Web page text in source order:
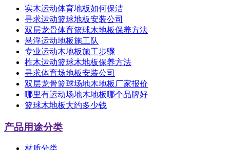
实木运动体育地板如何保洁
寻求运动篮球地板安装公司
双层龙骨体育篮球木地板保养方法
悬浮运动地板施工队
专业运动木地板施工步骤
柞木运动篮球木地板保养方法
寻求体育场地板安装公司
双层龙骨篮球场地木地板厂家报价
哪里有运动场地木地板哪个品牌好
篮球木地板大约多少钱
产品用途分类